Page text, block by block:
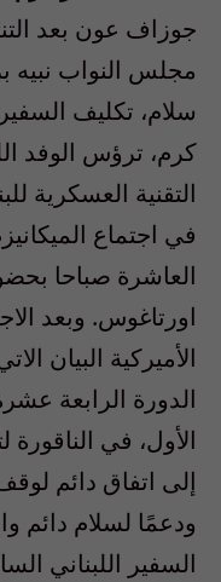
جوزاف عون بعد
مجلس النواب نبيه
سلام، تكليف
كرم، ترؤس الوفد
التقنية العسكرية
في اجتماع
العاشرة صباحا
اورتاغوس. وبعد
الأميركية البيان
الأول، في الناقورة
إلى اتفاق دائم
ودعمًا لسلام دائم
السفير اللبناني